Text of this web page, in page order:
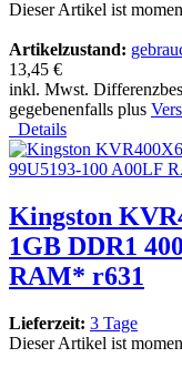
Dieser Artikel ist
Artikelzustand:
13,45 €
inkl. Mwst.
gegebenenfalls plus
Details
Kingston
1GB DDR1
RAM* r631
Lieferzeit: 3 Tage
Dieser Artikel ist